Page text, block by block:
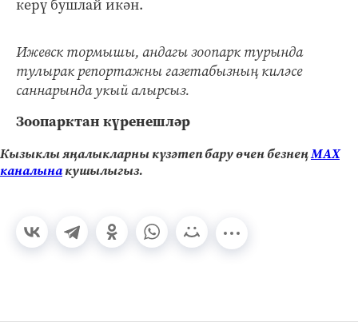
керү бушлай икән.
Ижевск тормышы, андагы зоопарк турында
тулырак репортажны газетабызның киләсе
саннарында укый алырсыз.
Зоопарктан күренешләр
Кызыклы яңалыкларны күзәтеп бару өчен безнеңМАХ
каналынакушылыгыз.